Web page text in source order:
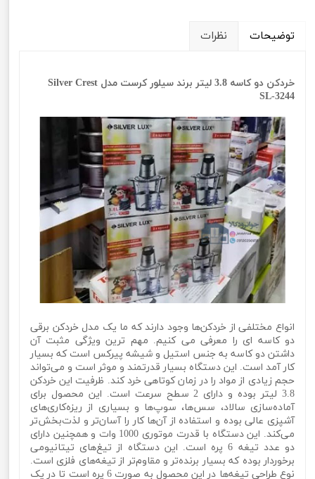
توضیحات نظرات
خردکن دو کاسه 3.8 لیتر برند سیلور کرست مدل Silver Crest
SL-3244
انواع مختلفی از خردکن‌ها وجود دارند که ما یک مدل خردکن برقی
دو کاسه ای را معرفی می کنیم. مهم ترین ویژگی مثبت آن
داشتن دو کاسه به جنس استیل و شیشه پیرکس است که بسیار
کار آمد است. این دستگاه بسیار قدرتمند و موثر است و می‌تواند
حجم زیادی از مواد را در زمان کوتاهی خرد کند. ظرفیت این خردکن
3.8 لیتر بوده و دارای 2 سطح سرعت است. این محصول برای
آماده‌سازی سالاد، سس‌ها، سوپ‌ها و بسیاری از ریزه‌کاری‌های
آشپزی عالی‌ بوده و استفاده از آن‌ها کار را آسان‌تر و لذت‌بخش‌تر
می‌کند. این دستگاه با قدرت موتوری 1000 وات و همچنین دارای
دو عدد تیغه 6 پره است. این دستگاه از تیغ‌های تیتانیومی
برخوردار بوده که بسیار برنده‌تر و مقاوم‌تر از تیغه‌های فلزی است.
نوع طراحی تیغه‌ها در این محصول به صورت 6 پره است تا در یک